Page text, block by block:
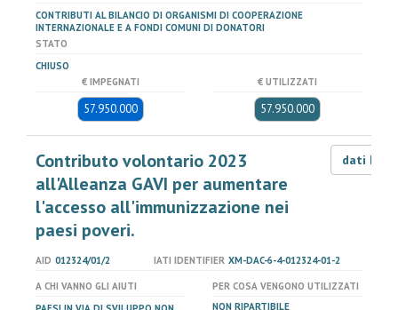
CONTRIBUTI AL BILANCIO DI ORGANISMI DI COOPERAZIONE
INTERNAZIONALE E A FONDI COMUNI DI DONATORI
STATO
CHIUSO
€ IMPEGNATI
57.950.000
€ UTILIZZATI
57.950.000
Contributo volontario 2023
all'Alleanza GAVI per aumentare
l'accesso all'immunizzazione nei
paesi poveri.
dati LOD
AID 012324/01/2 IATI IDENTIFIER XM-DAC-6-4-012324-01-2
A CHI VANNO GLI AIUTI
PER COSA VENGONO UTILIZZATI
NON RIPARTIBILE